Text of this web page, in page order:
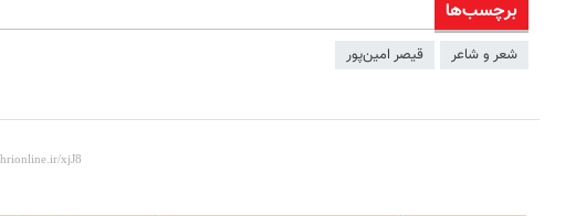
برچسب‌ها
شعر و شاعر قیصر امین‌پور